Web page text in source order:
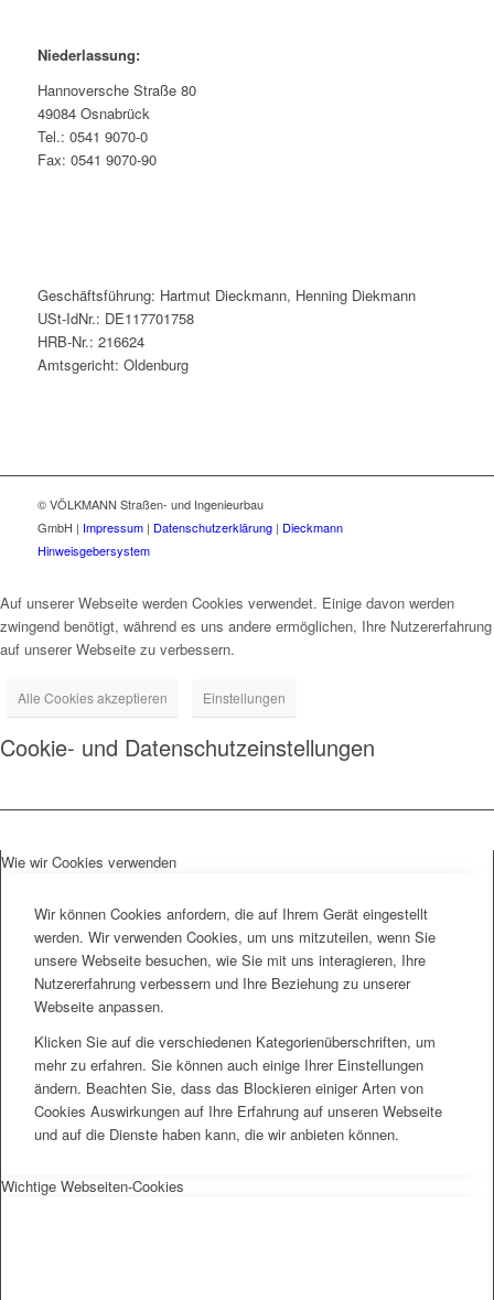
Niederlassung:
Hannoversche Straße 80
49084 Osnabrück
Tel.: 0541 9070-0
Fax: 0541 9070-90
Geschäftsführung: Hartmut Dieckmann, Henning Diekmann
USt-IdNr.: DE117701758
HRB-Nr.: 216624
Amtsgericht: Oldenburg
© VÖLKMANN Straßen- und Ingenieurbau
GmbH | Impressum| Datenschutzerklärung| Dieckmann
Hinweisgebersystem
Auf unserer Webseite werden Cookies verwendet. Einige davon werden
zwingend benötigt, während es uns andere ermöglichen, Ihre Nutzererfahrung
auf unserer Webseite zu verbessern.
Alle Cookies akzeptieren Einstellungen
Cookie- und Datenschutzeinstellungen
Wie wir Cookies verwenden
Wir können Cookies anfordern, die auf Ihrem Gerät eingestellt
werden. Wir verwenden Cookies, um uns mitzuteilen, wenn Sie
unsere Webseite besuchen, wie Sie mit uns interagieren, Ihre
Nutzererfahrung verbessern und Ihre Beziehung zu unserer
Webseite anpassen.
Klicken Sie auf die verschiedenen Kategorienüberschriften, um
mehr zu erfahren. Sie können auch einige Ihrer Einstellungen
ändern. Beachten Sie, dass das Blockieren einiger Arten von
Cookies Auswirkungen auf Ihre Erfahrung auf unseren Webseite
und auf die Dienste haben kann, die wir anbieten können.
Wichtige Webseiten-Cookies